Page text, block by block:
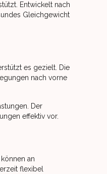
Entwickelt nach
Gleichgewicht
es gezielt. Die
nach vorne
Der
effektiv vor.
an
flexibel